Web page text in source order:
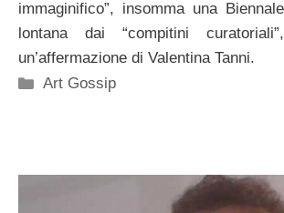
immaginifico”, insomma una
lontana dai “compitini
un’affermazione di Valentina Tanni.
Categorie
Art Gossip